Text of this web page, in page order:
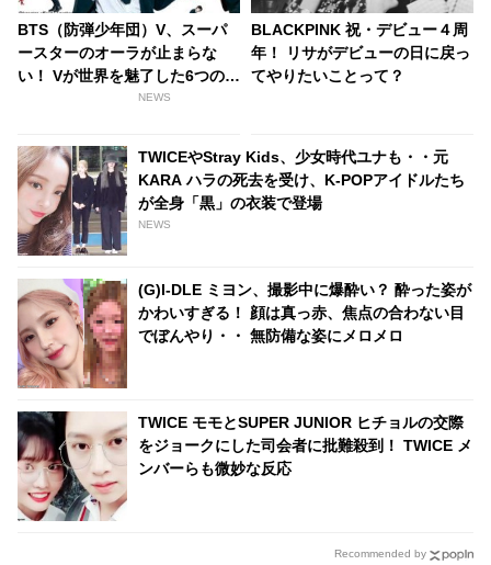
BTS（防弾少年団）V、スーパ
ースターのオーラが止まらな
い！ Vが世界を魅了した6つの瞬
NEWS
BLACKPINK 祝・デビュー４周
年！ リサがデビューの日に戻っ
てやりたいことって？
TWICEやStray Kids、少女時代ユナも・・元
KARA ハラの死去を受け、K-POPアイドルたち
が全身「黒」の衣装で登場
NEWS
(G)I-DLE ミヨン、撮影中に爆酔い？ 酔った姿が
かわいすぎる！ 顔は真っ赤、焦点の合わない目
でぼんやり・・ 無防備な姿にメロメロ
TWICE モモとSUPER JUNIOR ヒチョルの交際
をジョークにした司会者に批難殺到！ TWICE メ
ンバーらも微妙な反応
Recommended by